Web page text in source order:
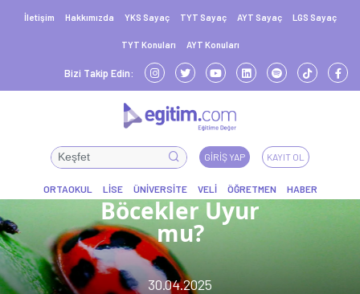
İletişim Hakkımızda YKS Sayaç TYT Sayaç AYT Sayaç LGS Sayaç
TYT Konuları AYT Konuları
Bizi Takip Edin:
GIRIŞ YAP KAYIT OL
Böcekler Uyur
mu?
30.04.2025